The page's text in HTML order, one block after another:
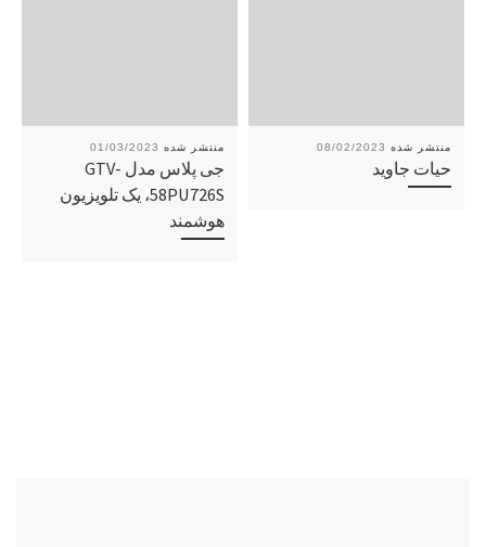
01/03/2023
جی پلاس مدل GTV-
58PU726S، یک تلویزیون
هوشمند
08/02/2023
حیات جاوید